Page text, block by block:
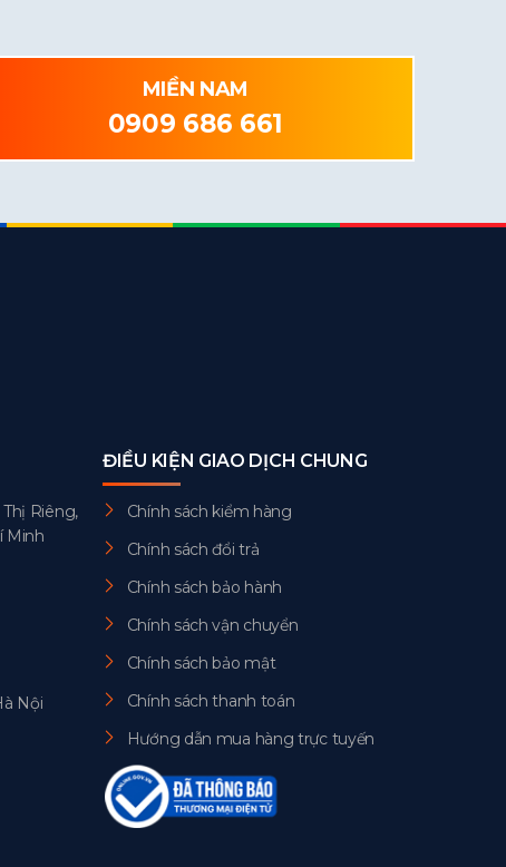
MIỀN NAM
0909 686 661
Thị Riêng,
Minh
Nội
ĐIỀU KIỆN GIAO DỊCH CHUNG
Chính sách kiểm hàng
Chính sách đổi trả
Chính sách bảo hành
Chính sách vận chuyển
Chính sách bảo mật
Chính sách thanh toán
Hướng dẫn mua hàng trực tuyến